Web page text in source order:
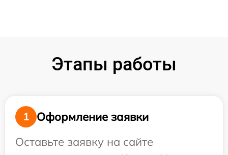
Этапы работы
1
Оформление заявки
Оставьте заявку на сайте